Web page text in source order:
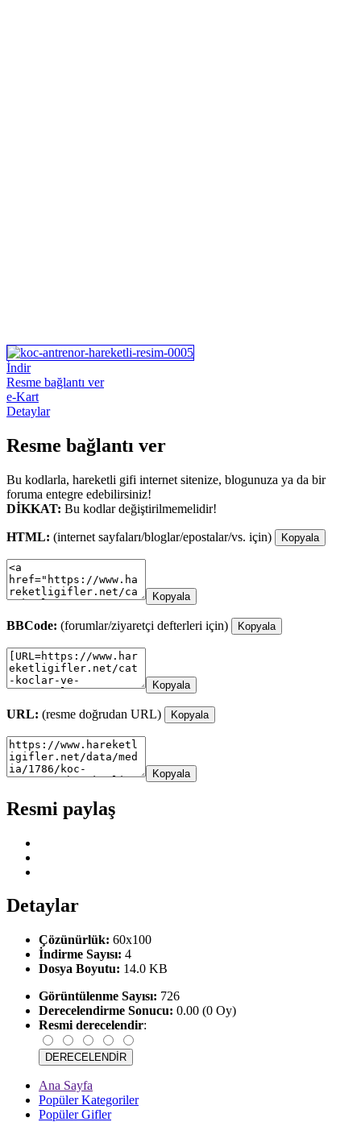
İndir
Resme bağlantı ver
e-Kart
Detaylar
Resme bağlantı ver
Bu kodlarla, hareketli gifi internet sitenize, blogunuza ya da bir
foruma entegre edebilirsiniz!
DİKKAT: Bu kodlar değiştirilmemelidir!
HTML: (internet sayfaları/bloglar/epostalar/vs. için) Kopyala
Kopyala
BBCode: (forumlar/ziyaretçi defterleri için) Kopyala
Kopyala
URL: (resme doğrudan URL) Kopyala
Kopyala
Resmi paylaş
Detaylar
Çözünürlük: 60x100
İndirme Sayısı: 4
Dosya Boyutu: 14.0 KB
Görüntülenme Sayısı: 726
Derecelendirme Sonucu: 0.00 (0 Oy)
Resmi derecelendir:
Ana Sayfa
Popüler Kategoriler
Popüler Gifler